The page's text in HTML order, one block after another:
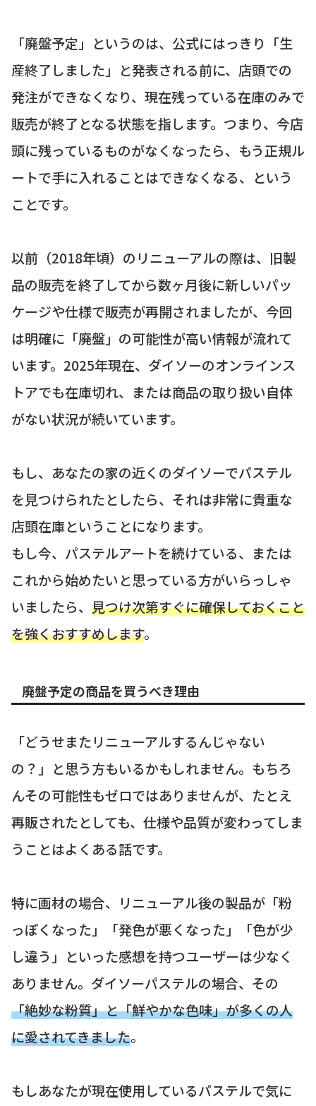
「廃盤予定」というのは、公式にはっきり「生
産終了しました」と発表される前に、店頭での
発注ができなくなり、現在残っている在庫のみで
販売が終了となる状態を指します。つまり、今店
頭に残っているものがなくなったら、もう正規ル
ートで手に入れることはできなくなる、という
ことです。
以前（2018年頃）のリニューアルの際は、旧製
品の販売を終了してから数ヶ月後に新しいパッ
ケージや仕様で販売が再開されましたが、今回
は明確に「廃盤」の可能性が高い情報が流れて
います。2025年現在、ダイソーのオンラインス
トアでも在庫切れ、または商品の取り扱い自体
がない状況が続いています。
もし、あなたの家の近くのダイソーでパステル
を見つけられたとしたら、それは非常に貴重な
店頭在庫ということになります。
もし今、パステルアートを続けている、または
これから始めたいと思っている方がいらっしゃ
いましたら、 見つけ次第すぐに確保しておくこと
を強くおすすめします。
廃盤予定の商品を買うべき理由
「どうせまたリニューアルするんじゃない
の？」と思う方もいるかもしれません。もちろ
んその可能性もゼロではありませんが、たとえ
再販されたとしても、仕様や品質が変わってしま
うことはよくある話です。
特に画材の場合、リニューアル後の製品が「粉
っぽくなった」「発色が悪くなった」「色が少
し違う」といった感想を持つユーザーは少なく
ありません。ダイソーパステルの場合、その
「絶妙な粉質」と「鮮やかな色味」が多くの人
に愛されてきました。
もしあなたが現在使用しているパステルで気に